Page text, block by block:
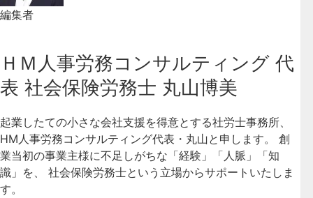
編集者
ＨＭ人事労務コンサルティング 代
表 社会保険労務士 丸山博美
起業したての小さな会社支援を得意とする社労士事務所、
HM人事労務コンサルティング代表・丸山と申します。 創
業当初の事業主様に不足しがちな「経験」「人脈」「知
識」を、 社会保険労務士という立場からサポートいたしま
す。